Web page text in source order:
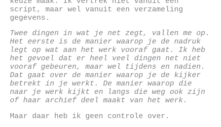
script, maar wel vanuit een verzameling
gegevens.
Twee dingen in wat je net zegt, vallen me op.
Het eerste is de manier waarop je de nadruk
legt op wat aan het werk vooraf gaat. Ik heb
het gevoel dat er heel veel dingen net niet
vooraf gebeuren, maar wel tijdens en nadien.
Dat gaat over de manier waarop je de kijker
betrekt in je werkt. De manier waarop die
naar je werk kijkt en langs die weg ook zijn
of haar archief deel maakt van het werk.
Maar daar heb ik geen controle over.